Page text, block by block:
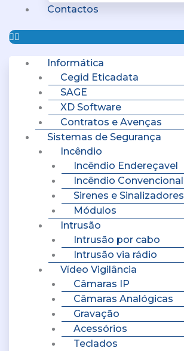
Contactos
Informática
Cegid Eticadata
SAGE
XD Software
Contratos e Avenças
Sistemas de Segurança
Incêndio
Incêndio Endereçavel
Incêndio Convencional
Sirenes e Sinalizadores
Módulos
Intrusão
Intrusão por cabo
Intrusão via rádio
Vídeo Vigilância
Câmaras IP
Câmaras Analógicas
Gravação
Acessórios
Teclados